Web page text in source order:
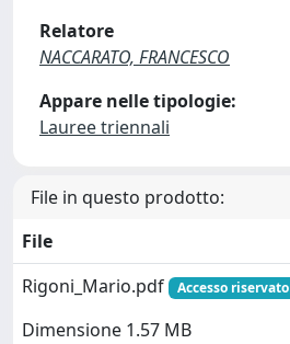
Relatore
NACCARATO, FRANCESCO
Appare nelle tipologie:
Lauree triennali
File in questo prodotto:
File
Rigoni_Mario.pdf
Accesso riservato
Dimensione 1.57 MB